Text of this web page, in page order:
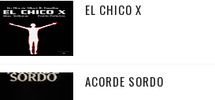
EL CHICO X
ACORDE SORDO